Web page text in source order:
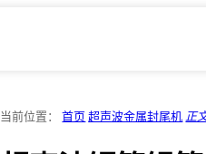
当前位置：首页 超声波金属封尾机 正